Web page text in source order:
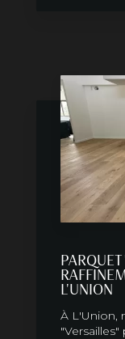
L'UNION
À L'Union,
"Versailles"